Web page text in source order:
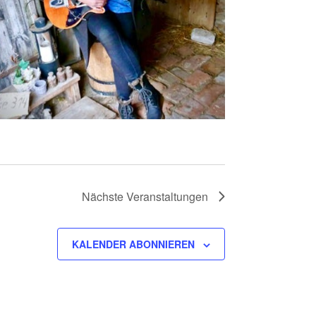
NächsteVeranstaltungen
KALENDER ABONNIEREN